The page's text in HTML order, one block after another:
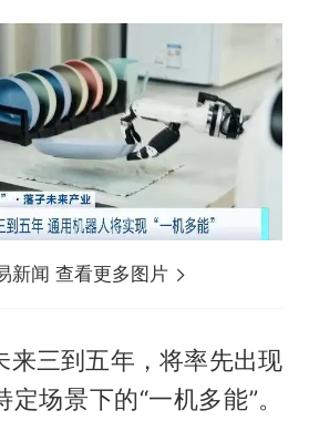
新闻 查看更多图片
来三到五年，将率先出现
场景下的“一机多能”。